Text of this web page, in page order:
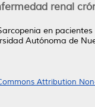
renal
en
Autónoma de
Attribution